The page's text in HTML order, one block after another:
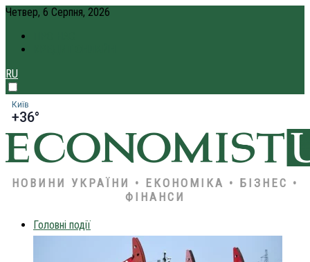
Четвер, 6 Серпня, 2026
RU
Київ
+36°
НОВИНИ УКРАЇНИ • ЕКОНОМІКА • БІЗНЕС •
ФІНАНСИ
Головні події